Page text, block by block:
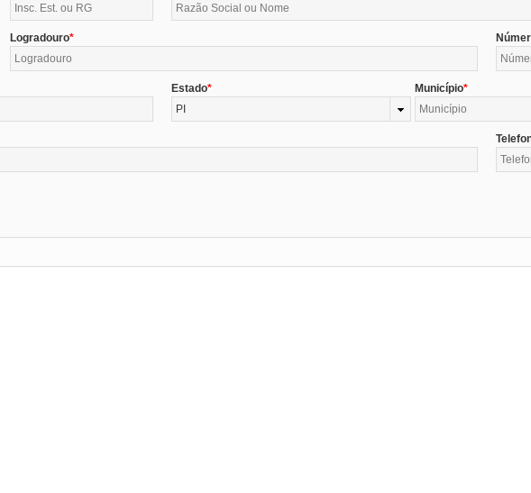
Logradouro
Estado
PI
Município